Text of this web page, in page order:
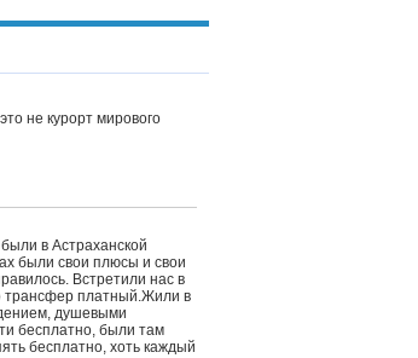
не курорт мирового
в Астраханской
были свои плюсы и свои
Встретили нас в
трансфер платный.Жили в
душевыми
бесплатно, были там
бесплатно, хоть каждый